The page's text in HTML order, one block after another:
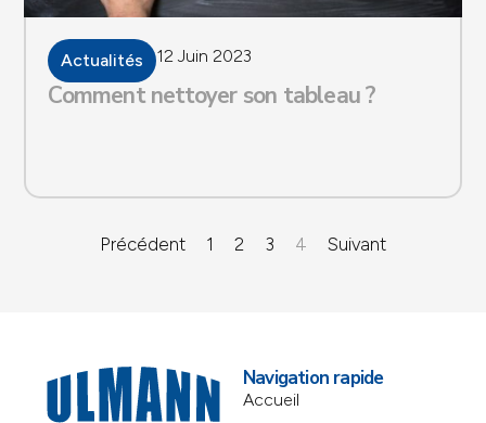
Actualités 12 Juin 2023
Comment nettoyer son tableau ?
Précédent 1 2 3 4 Suivant
Navigation rapide
Accueil